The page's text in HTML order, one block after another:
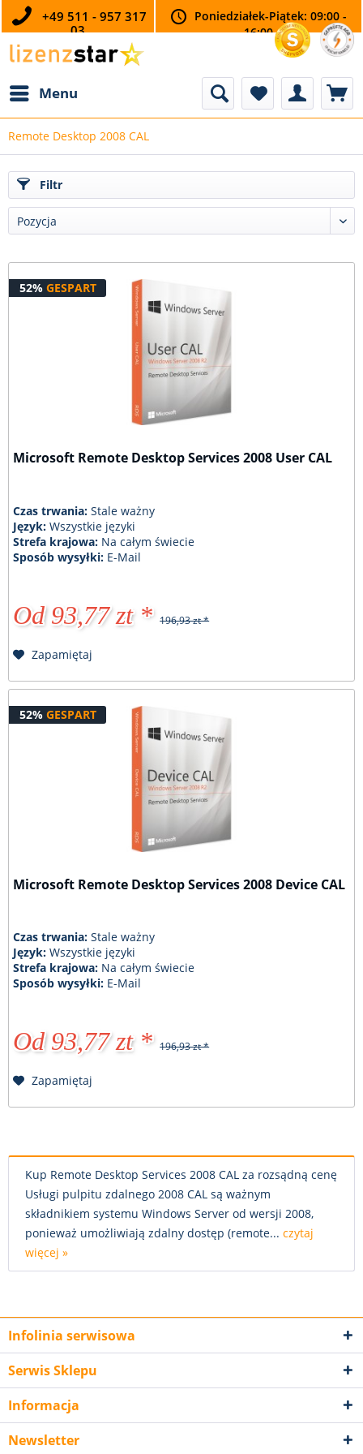
+49 511 - 957 317
03
Poniedziałek-Piątek: 09:00 -
16:00
Menu
Remote Desktop 2008 CAL
Filtr
52% GESPART
Microsoft Remote Desktop Services 2008 User CAL
Czas trwania:Stale ważny
Język:Wszystkie języki
Strefa krajowa: Na całym świecie
Sposób wysyłki: E-Mail
Od 93,77 zt * 196,93 zt *
Zapamiętaj
52% GESPART
Microsoft Remote Desktop Services 2008 Device CAL
Czas trwania:Stale ważny
Język:Wszystkie języki
Strefa krajowa: Na całym świecie
Sposób wysyłki: E-Mail
Od 93,77 zt * 196,93 zt *
Zapamiętaj
Kup Remote Desktop Services 2008 CAL za rozsądną cenę
Usługi pulpitu zdalnego 2008 CAL są ważnym
składnikiem systemu Windows Server od wersji 2008,
ponieważ umożliwiają zdalny dostęp (remote... czytaj
więcej »
Infolinia serwisowa
Serwis Sklepu
Informacja
Newsletter